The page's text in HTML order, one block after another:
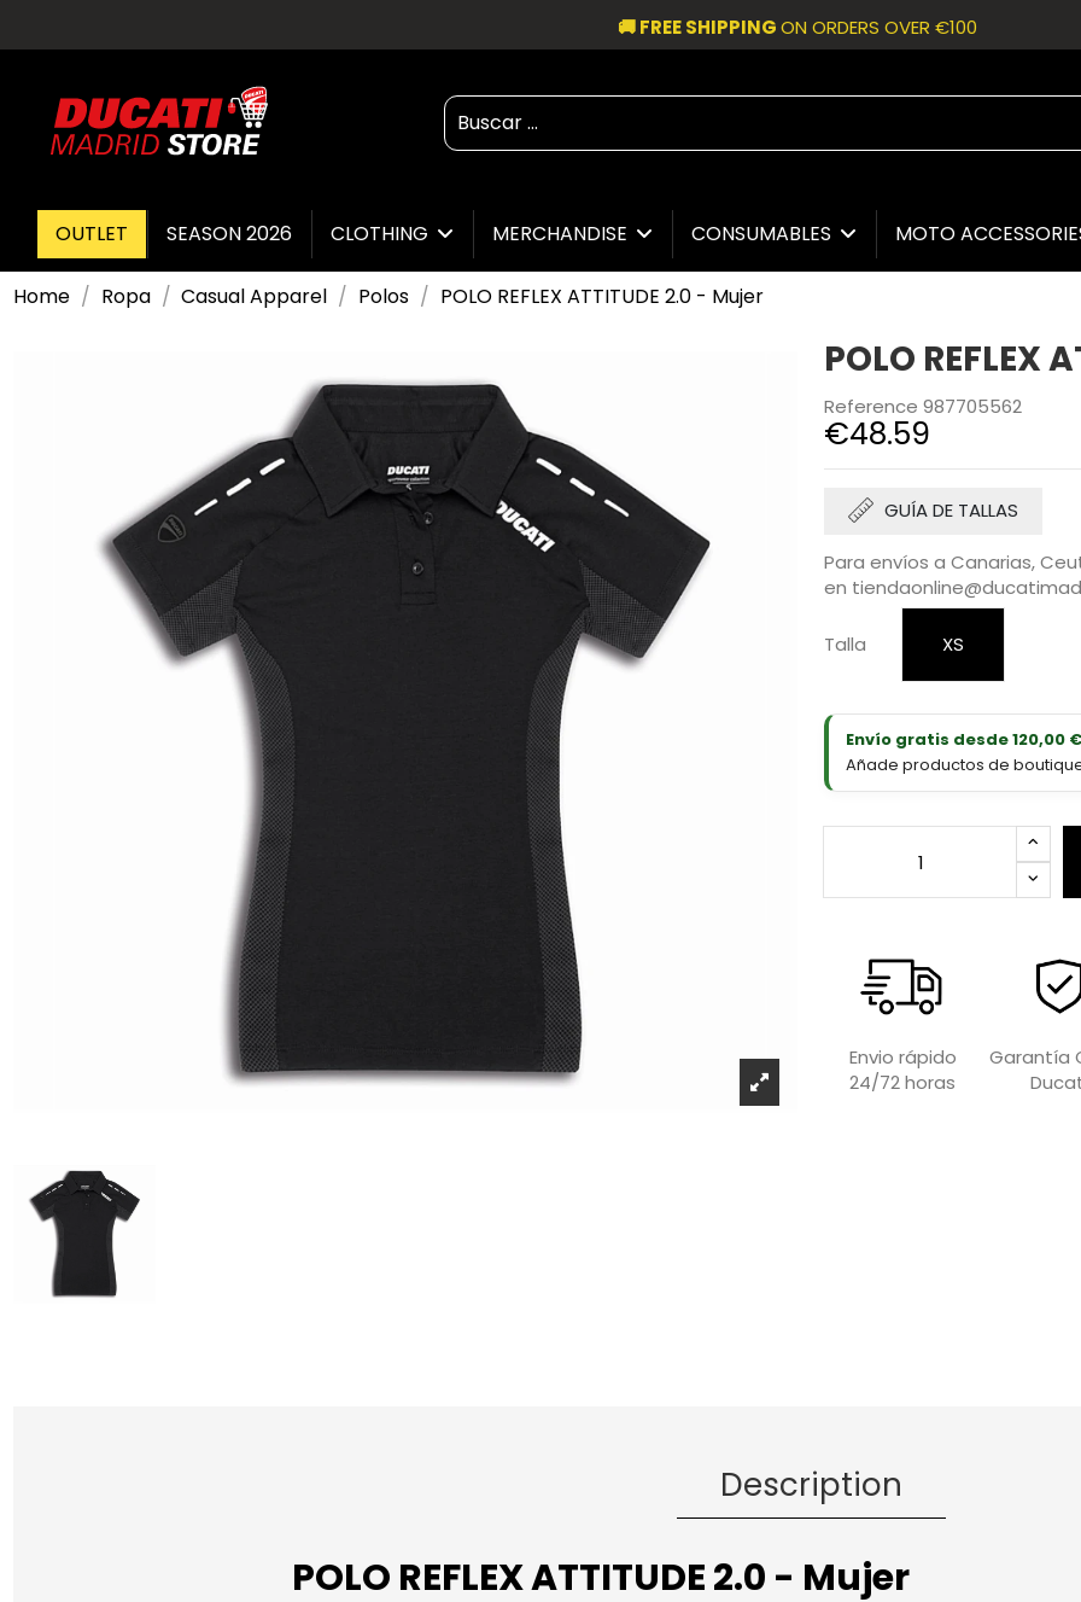
🚚 FREE SHIPPINGON ORDERS OVER €100
OUTLET SEASON 2026 CLOTHING MERCHANDISE CONSUMABLES MOTO
Home Ropa Casual Apparel Polos POLO REFLEX ATTITUDE 2.0 - Mujer
POLO REFLEX
Reference 987705562
€48.59
GUÍA DE TALLAS
Para envíos a Canarias,
en
Talla XS
Envío gratis desde 120,00
Añade productos de
Envio rápido
24/72 horas
Garantía
Description
POLO REFLEX ATTITUDE 2.0 - Mujer